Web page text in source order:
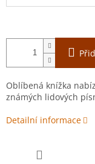
Oblíbená knížka
známých lidových
Detailní informace